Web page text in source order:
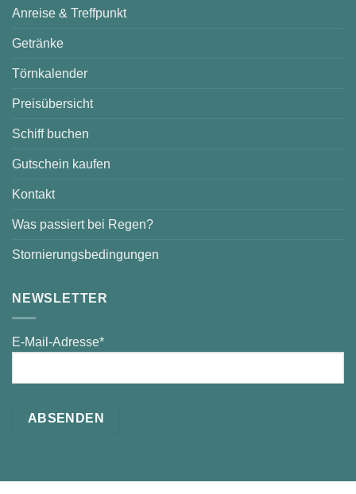
Anreise & Treffpunkt
Getränke
Törnkalender
Preisübersicht
Schiff buchen
Gutschein kaufen
Kontakt
Was passiert bei Regen?
Stornierungsbedingungen
NEWSLETTER
E-Mail-Adresse*